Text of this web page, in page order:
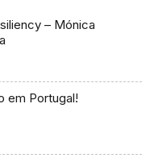
– Mónica
em Portugal!